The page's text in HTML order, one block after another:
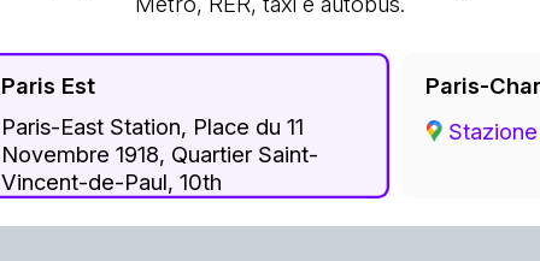
Paris Est
Paris-East Station, Place du 11
Novembre 1918, Quartier Saint-
Vincent-de-Paul, 10th
Paris-
Stazione